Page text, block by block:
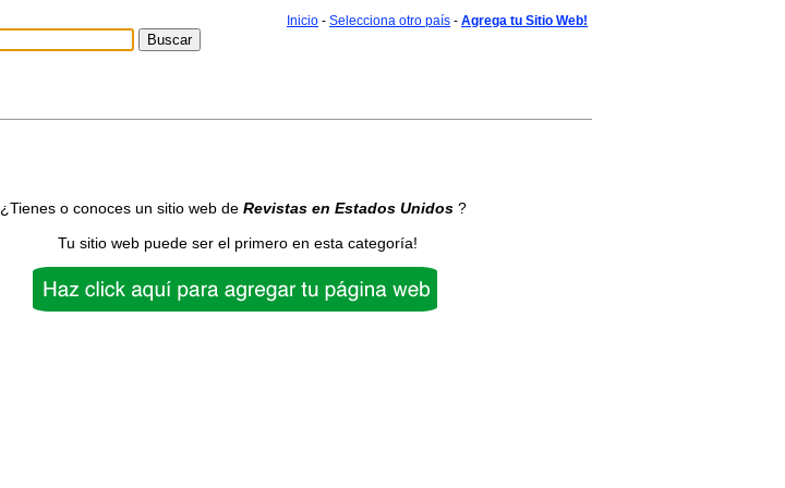
Inicio - Selecciona otro país - Agrega tu Sitio Web!
¿Tienes o conoces un sitio web de Revistas en Estados Unidos?
Tu sitio web puede ser el primero en esta categoría!